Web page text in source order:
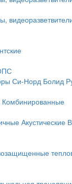
Си-Норд Болид
Комбинированные
Акустические